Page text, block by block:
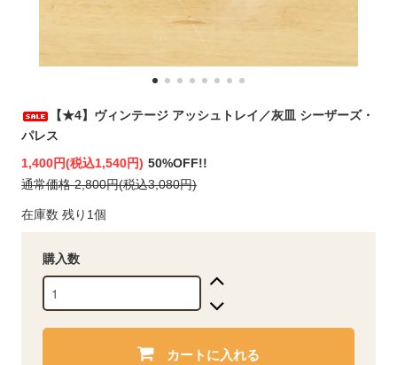
【★4】ヴィンテージ アッシュトレイ／灰皿 シーザーズ・
パレス
1,400円(税込1,540円) 50%OFF!!
通常価格 2,800円(税込3,080円)
在庫数 残り1個
購入数
カートに入れる